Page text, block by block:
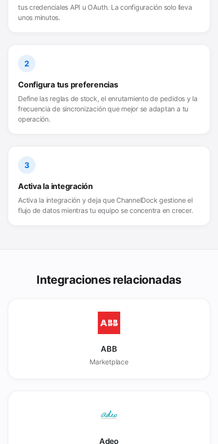
tus credenciales API u OAuth. La configuración solo lleva
unos minutos.
2
Configura tus preferencias
Define las reglas de stock, el enrutamiento de pedidos y la
frecuencia de sincronización que mejor se adaptan a tu
operación.
3
Activa la integración
Activa la integración y deja que ChannelDock gestione el
flujo de datos mientras tu equipo se concentra en crecer.
Integraciones relacionadas
ABB
Marketplace
Adeo